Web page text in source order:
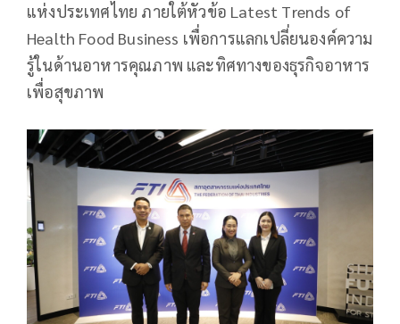
แห่งประเทศไทย ภายใต้หัวข้อ Latest Trends of
Health Food Business เพื่อการแลกเปลี่ยนองค์ความ
รู้ในด้านอาหารคุณภาพ และทิศทางของธุรกิจอาหาร
เพื่อสุขภาพ